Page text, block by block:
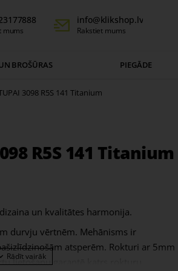
mums
info@klikshop.lv
Rakstiet mums
BROŠŪRAS PIEGĀDE
3098 R5S 141 Titanium
R5S 141 Titanium
un kvalitātes harmonija.
durvju vērtnēm. Mehānisms ir
atsperēm. Rokturi ar 5mm
lietošanu garantē katrs rokturu